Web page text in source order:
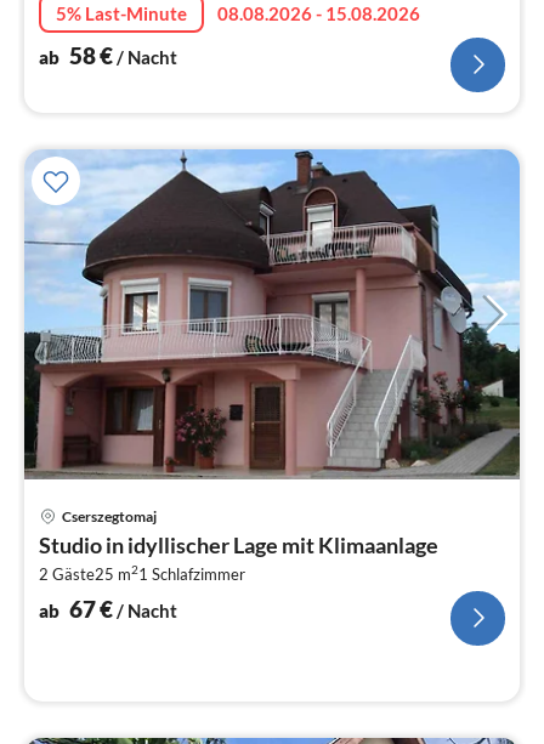
5% Last-Minute
08.08.2026 - 15.08.2026
ab 58€/ Nacht
Cserszegtomaj
Studio in idyllischer Lage mit Klimaanlage
2 Gäste25 m21 Schlafzimmer
ab 67€/ Nacht